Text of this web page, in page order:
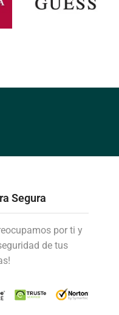
Segura
por ti y
de tus